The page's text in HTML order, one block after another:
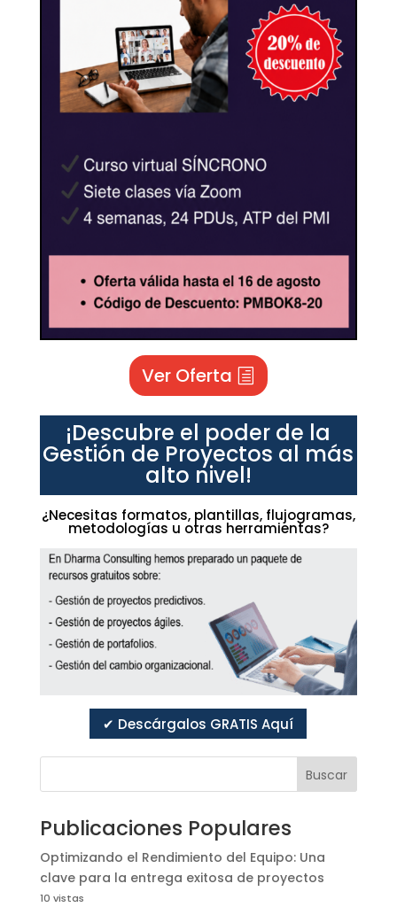
Ver Oferta
¡Descubre el poder de la
Gestión de Proyectos al más
alto nivel!
¿Necesitas formatos, plantillas, flujogramas,
metodologías u otras herramientas?
✔ Descárgalos GRATIS Aquí
Buscar
Publicaciones Populares
Optimizando el Rendimiento del Equipo: Una
clave para la entrega exitosa de proyectos
10 vistas